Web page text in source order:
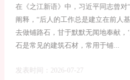
在《之江新语》中，习近平同志曾对
阐释，“后人的工作总是建立在前人
去做铺路石，甘于默默无闻地奉献，
石是常见的建筑石材，常用于铺...
发表时间：2026-07-27